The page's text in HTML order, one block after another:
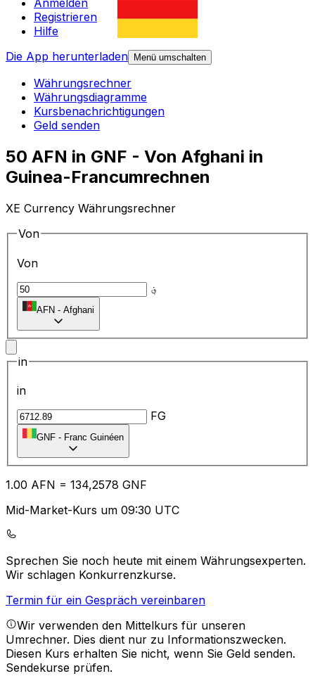
Anmelden
Registrieren
Hilfe
Die App herunterladen
Menü umschalten
Währungsrechner
Währungsdiagramme
Kursbenachrichtigungen
Geld senden
50 AFN in GNF - Von Afghani in
Guinea-Francumrechnen
XE Currency Währungsrechner
Von
Von
؋
AFN - Afghani
in
in
FG
GNF - Franc Guinéen
1.00 AFN = 134,2578 GNF
Mid-Market-Kurs um 09:30 UTC
Sprechen Sie noch heute mit einem Währungsexperten.
Wir schlagen Konkurrenzkurse.
Termin für ein Gespräch vereinbaren
Wir verwenden den Mittelkurs für unseren
Umrechner. Dies dient nur zu Informationszwecken.
Diesen Kurs erhalten Sie nicht, wenn Sie Geld senden.
Sendekurse prüfen.